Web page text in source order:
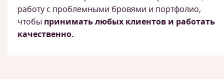
работу с проблемными бровями и портфолио,
чтобы принимать любых клиентов и работать
качественно.